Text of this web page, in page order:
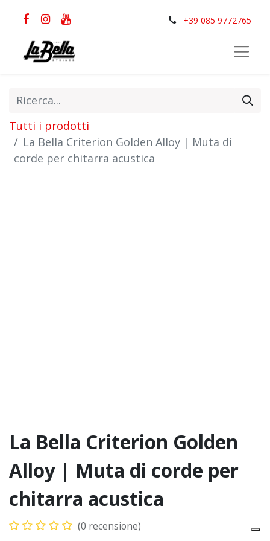
+39 085 9772765
Tutti i prodotti
La Bella Criterion Golden Alloy | Muta di
corde per chitarra acustica
La Bella Criterion Golden
Alloy | Muta di corde per
chitarra acustica
(0 recensione)